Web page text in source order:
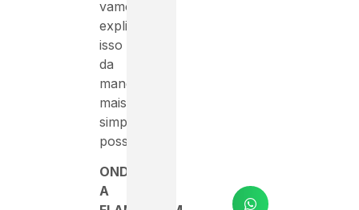
vamos
explicar
isso
da
maneira
mais
simples
possível.
ONDE
A